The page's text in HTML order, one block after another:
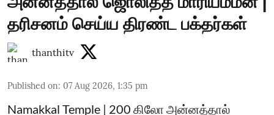
தரிசனம் செய்ய திரண்ட பக்தர்கள்
thanthitv
Published on: 07 Aug 2026, 1:35 pm
Namakkal Temple | 200 கிலோ அன்னத்தால்